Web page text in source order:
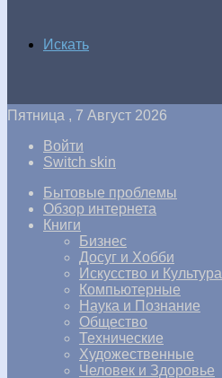
Искать
Пятница , 7 Август 2026
Войти
Switch skin
Бытовые проблемы
Обзор интернета
Книги
Бизнес
Досуг и Хобби
Искусство и Культура
Компьютерные
Наука и Познание
Общество
Технические
Художественные
Человек и Здоровье